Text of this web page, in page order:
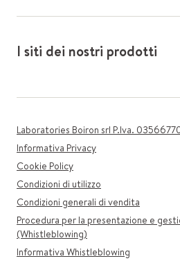
I siti dei nostri prodotti
Laboratories Boiron srl P.Iva.
Informativa Privacy
Cookie Policy
Condizioni di utilizzo
Condizioni generali di vendita
Procedura per la presentazione e
(Whistleblowing)
Informativa Whistleblowing